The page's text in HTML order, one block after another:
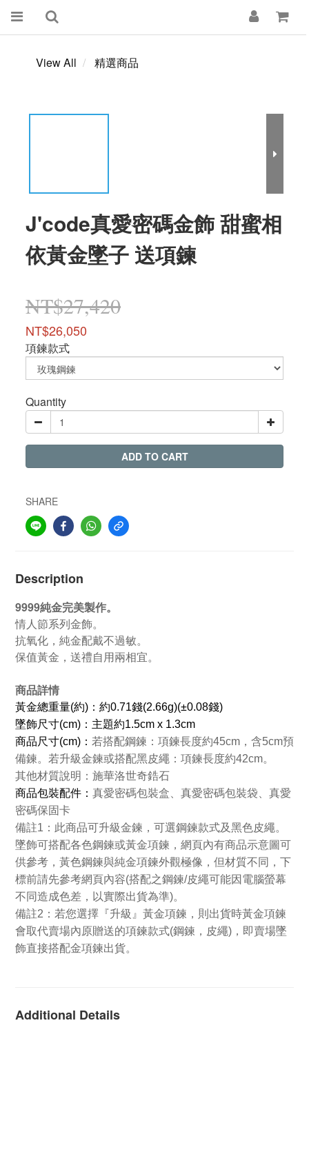
View All 精選商品
J'code真愛密碼金飾 甜蜜相
依黃金墜子 送項鍊
NT$27,420
NT$26,050
項鍊款式
Quantity
ADD TO CART
SHARE
Description
9999純金完美製作。
情人節系列金飾。
抗氧化，純金配戴不過敏。
保值黃金，送禮自用兩相宜。
商品詳情
黃金總重量(約)：約0.71錢(2.66g)(±0.08錢)
墜飾尺寸(cm)：主題約1.5cm x 1.3cm
商品尺寸(cm)： 若搭配鋼鍊：項鍊長度約45cm，含5cm預
備鍊。若升級金鍊或搭配黑皮繩：項鍊長度約42cm。
其他材質說明：施華洛世奇鋯石
商品包裝配件： 真愛密碼包裝盒、真愛密碼包裝袋、真愛
密碼保固卡
備註1：此商品可升級金鍊，可選鋼鍊款式及黑色皮繩。
墜飾可搭配各色鋼鍊或黃金項鍊，網頁內有商品示意圖可
供參考，黃色鋼鍊與純金項鍊外觀極像，但材質不同，下
標前請先參考網頁內容(搭配之鋼鍊/皮繩可能因電腦螢幕
不同造成色差，以實際出貨為準)。
備註2：若您選擇『升級』黃金項鍊，則出貨時黃金項鍊
會取代賣場內原贈送的項鍊款式(鋼鍊，皮繩)，即賣場墜
飾直接搭配金項鍊出貨。
Additional Details